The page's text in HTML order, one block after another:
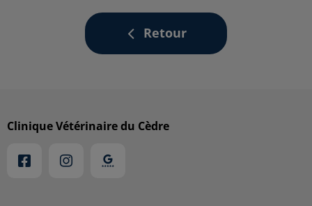
Retour
Clinique Vétérinaire du Cèdre